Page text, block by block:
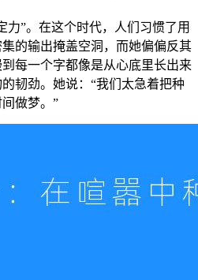
力”。在这个时代，人们习惯了用
的输出掩盖空洞，而她偏偏反其
每一个字都像是从心底里长出来
韧劲。她说：“我们太急着把种
做梦。”